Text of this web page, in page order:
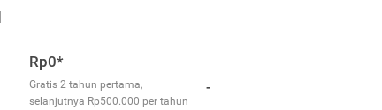
Rp0*
Gratis 2 tahun pertama,
selanjutnya Rp500.000 per tahun
-